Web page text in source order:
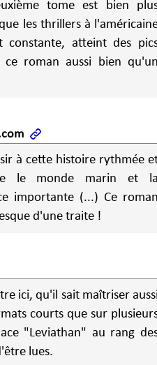
tome est bien
les thrillers à
constante, atteint des
roman aussi bien
à cette histoire rythmée
le monde marin et
importante (...) Ce
d'une traite !
ici, qu'il sait maîtriser
courts que sur
"Leviathan" au rang
lues.